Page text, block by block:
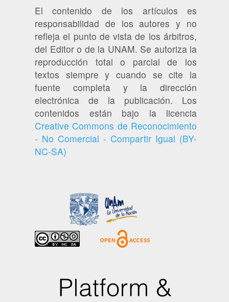
El contenido de los artículos es
responsabilidad de los autores y no
refleja el punto de vista de los árbitros,
del Editor o de la UNAM. Se autoriza la
reproducción total o parcial de los
textos siempre y cuando se cite la
fuente completa y la dirección
electrónica de la publicación. Los
contenidos están bajo la licencia
Creative Commons de Reconocimiento
- No Comercial - Compartir Igual (BY-
NC-SA)